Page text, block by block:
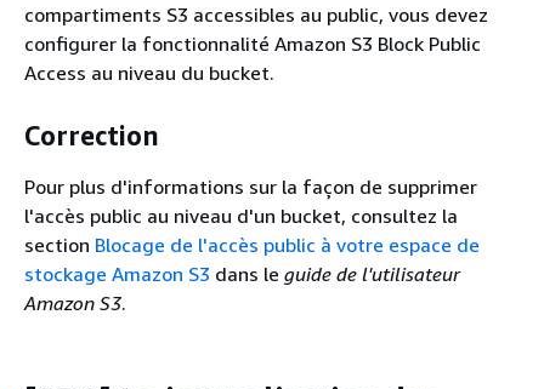
compartiments S3 accessibles au public, vous devez
configurer la fonctionnalité Amazon S3 Block Public
Access au niveau du bucket.
Correction
Pour plus d'informations sur la façon de supprimer
l'accès public au niveau d'un bucket, consultez la
section Blocage de l'accès public à votre espace de
stockage Amazon S3 dans le guide de l'utilisateur
Amazon S3.